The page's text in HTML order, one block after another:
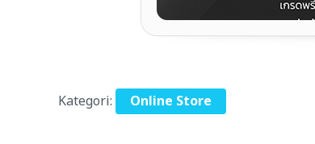
Kategori: Online Store